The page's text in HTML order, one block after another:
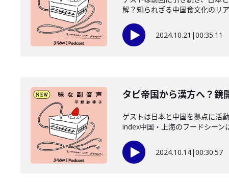
解？知られざる中国食文化のリ
2024.10.21 |00:35:11
タピ帝国から漢方へ？鏡
ゲストは日本と中国を拠点に活
index中国・上海のフードシーン
2024.10.14|00:30:57